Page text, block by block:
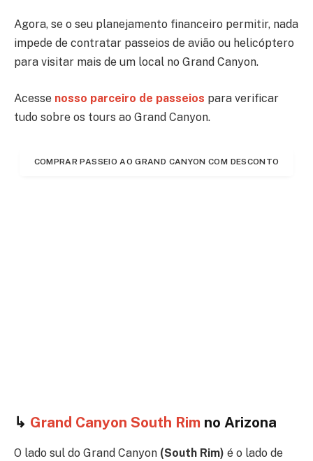
Agora, se o seu planejamento financeiro permitir, nada
impede de contratar passeios de avião ou helicóptero
para visitar mais de um local no Grand Canyon.
Acesse nosso parceiro de passeios para verificar
tudo sobre os tours ao Grand Canyon.
COMPRAR PASSEIO AO GRAND CANYON COM DESCONTO
↳ Grand Canyon South Rim no Arizona
O lado sul do Grand Canyon (South Rim) é o lado de